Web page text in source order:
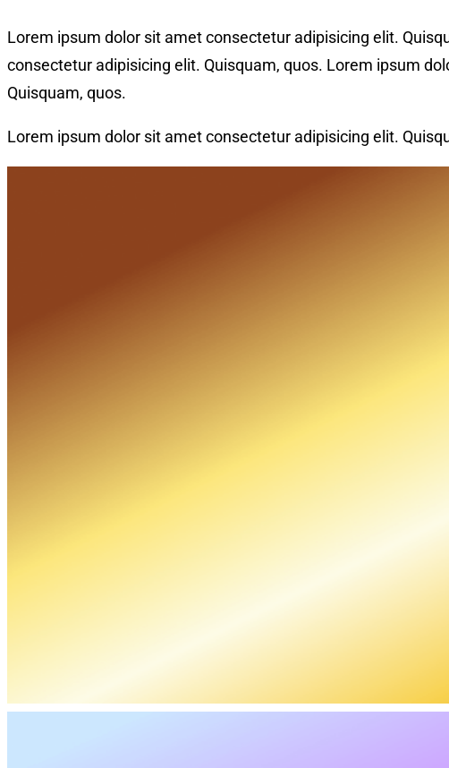
Lorem ipsum dolor sit amet consectetur adipisicing elit.
consectetur adipisicing elit. Quisquam, quos. Lorem ipsum
Quisquam, quos.
Lorem ipsum dolor sit amet consectetur adipisicing elit.